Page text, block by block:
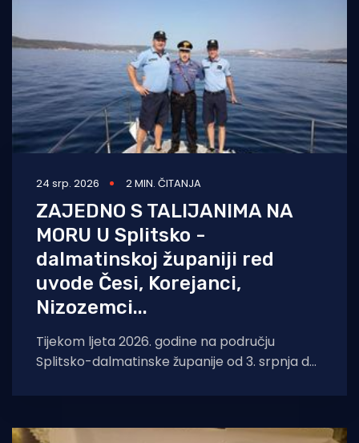
24 srp. 2026 2 MIN. ČITANJA
ZAJEDNO S TALIJANIMA NA
MORU U Splitsko -
dalmatinskoj županiji red
uvode Česi, Korejanci,
Nizozemci...
Tijekom ljeta 2026. godine na području
Splitsko-dalmatinske županije od 3. srpnja do